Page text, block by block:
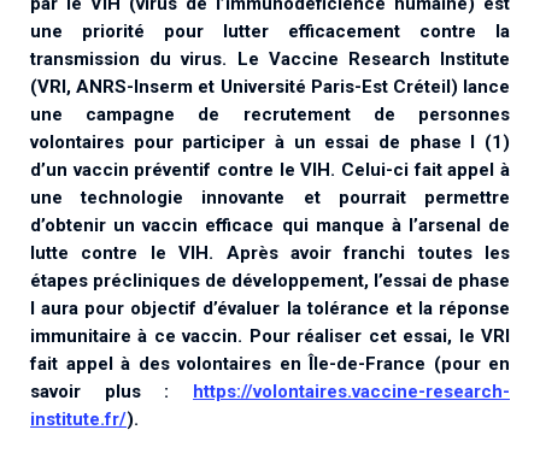
Associations de patient.e.s
Collaboration avec les acteurs communautaires
Cellules Émergence
Retrouvez toutes les cellules Émergence, actives ou
inactives.
une priorité pour lutter efficacement contre la
transmission du virus. Le Vaccine Research Institute
(VRI, ANRS-Inserm et Université Paris-Est Créteil) lance
une campagne de recrutement de personnes
volontaires pour participer à un essai de phase I (1)
d’un vaccin préventif contre le VIH. Celui-ci fait appel à
une technologie innovante et pourrait permettre
d’obtenir un vaccin efficace qui manque à l’arsenal de
lutte contre le VIH. Après avoir franchi toutes les
étapes précliniques de développement, l’essai de phase
I aura pour objectif d’évaluer la tolérance et la réponse
immunitaire à ce vaccin. Pour réaliser cet essai, le VRI
fait appel à des volontaires en Île-de-France (pour en
savoir plus : https://volontaires.vaccine-research-
institute.fr/).